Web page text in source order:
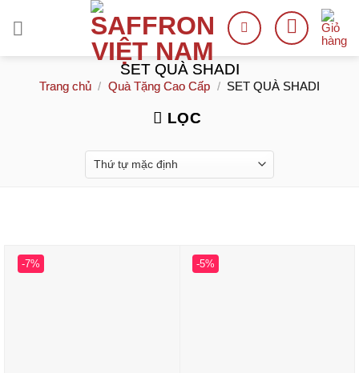
SET QUÀ SHADI
Trang chủ / Quà Tặng Cao Cấp / SET QUÀ SHADI
LỌC
-7% -5%